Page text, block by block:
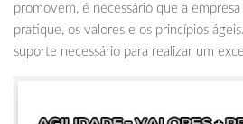
promovem, é necessário que a
pratique, os valores e os princípios
suporte necessário para realizar um